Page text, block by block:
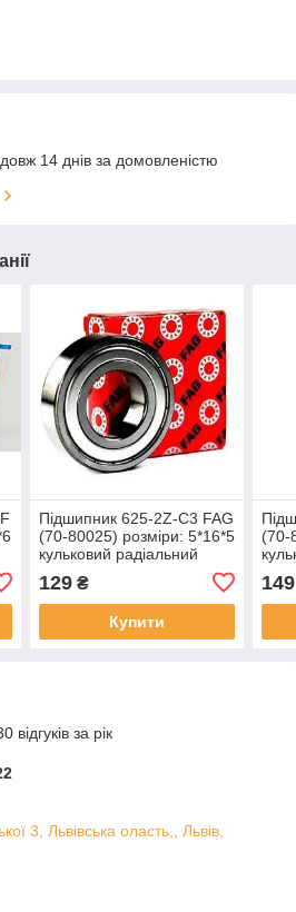
14 днів за домовленістю
Підшипник 625-2Z-C3 FAG
(70-80025) розміри: 5*16*5
кульковий радіальний
129₴
Купити
(70-
149
за рік
3, Львівська оласть,, Львів,